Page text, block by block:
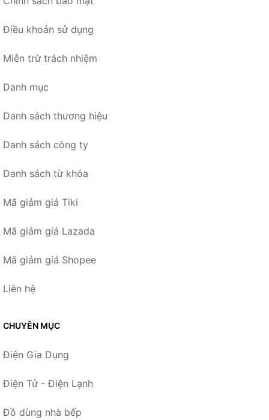
Điều khoản sử dụng
Miễn trừ trách nhiệm
Danh mục
Danh sách thương hiệu
Danh sách công ty
Danh sách từ khóa
Mã giảm giá Tiki
Mã giảm giá Lazada
Mã giảm giá Shopee
Liên hệ
CHUYÊN MỤC
Điện Gia Dụng
Điện Tử - Điện Lạnh
Đồ dùng nhà bếp